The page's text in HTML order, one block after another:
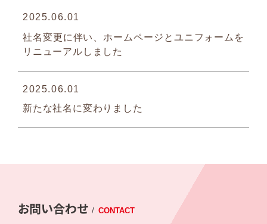
2025.06.01
社名変更に伴い、ホームページとユニフォームを
リニューアルしました
2025.06.01
新たな社名に変わりました
お問い合わせ / CONTACT